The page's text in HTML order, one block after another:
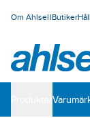
Om AhlsellButiker